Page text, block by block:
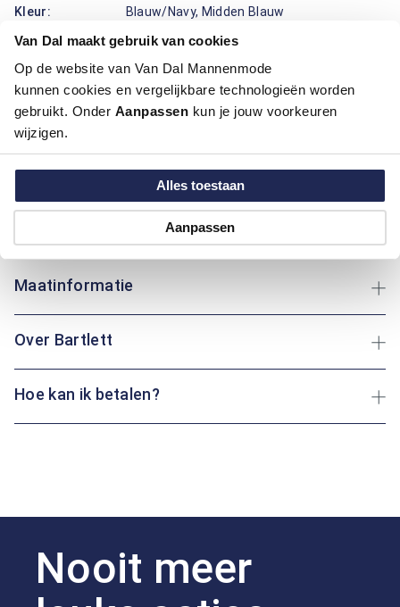
Van Dal maakt gebruik van cookies
Op de website van Van Dal Mannenmode
kunnen cookies en vergelijkbare technologieën worden
gebruikt. Onder Aanpassen kun je jouw voorkeuren
wijzigen.
Alles toestaan
Aanpassen
Kleur:
Blauw/Navy, Midden Blauw
Motief:
Natuur elementen motief
Dit overhemd met korte mouw van Bartlett heeft een
klassieke boord en een regular fit pasvorm, perfect voor een
comfortabele dag. Het katoen biedt ademend comfort, ideaal
voor warmere dagen. De levendige print voegt een speels
Maatinformatie
Over Bartlett
Hoe kan ik betalen?
Nooit meer